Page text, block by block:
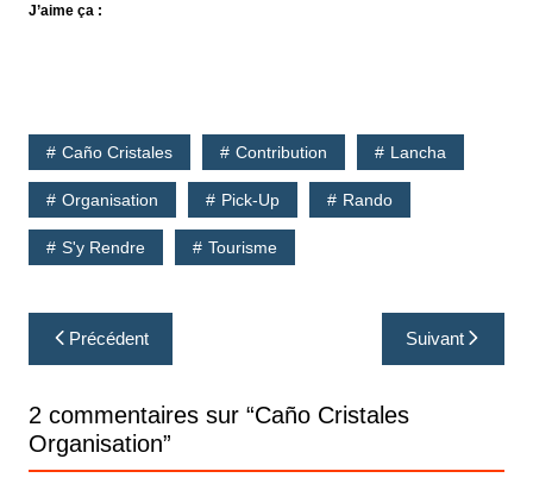
J’aime ça :
Caño Cristales Contribution Lancha
Organisation Pick-Up Rando
S'y Rendre Tourisme
Navigation
de
l’article
Précédent Suivant
2 commentaires sur “Caño Cristales
Organisation”